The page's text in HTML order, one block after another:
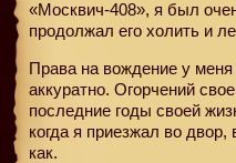
«Москвич-408», я был
продолжал его холить и
Права на вождение у
аккуратно. Огорчений
последние годы своей
когда я приезжал во двор,
как.